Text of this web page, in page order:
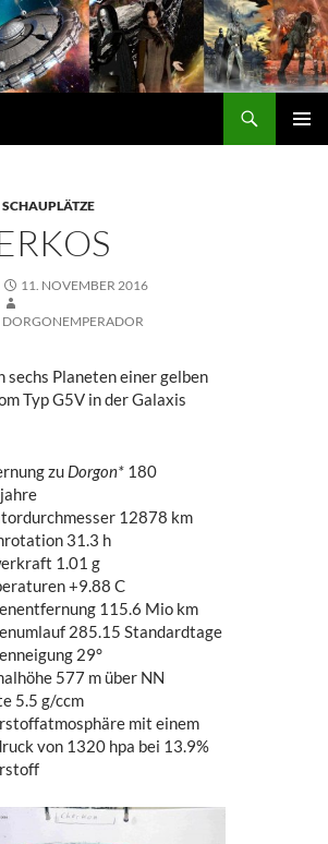
SCHAUPLÄTZE
11. NOVEMBER 2016
DORGONEMPERADOR
sechs Planeten einer gelben
Typ G5V in der Galaxis
zu Dorgon* 180
12878 km
31.3 h
1.01 g
+9.88 C
115.6 Mio km
285.15 Standardtage
29°
577 m über NN
5.5 g/ccm
mit einem
von 1320 hpa bei 13.9%